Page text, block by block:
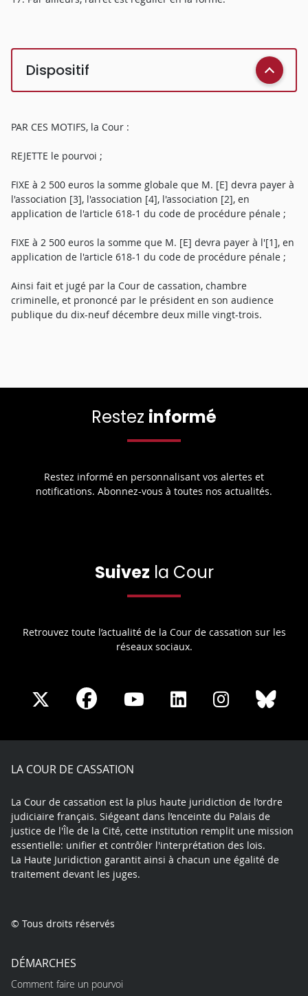
Dispositif
PAR CES MOTIFS, la Cour :
REJETTE le pourvoi ;
FIXE à 2 500 euros la somme globale que M. [E] devra payer à
l'association [3], l'association [4], l'association [2], en
application de l'article 618-1 du code de procédure pénale ;
FIXE à 2 500 euros la somme que M. [E] devra payer à l'[1], en
application de l'article 618-1 du code de procédure pénale ;
Ainsi fait et jugé par la Cour de cassation, chambre
criminelle, et prononcé par le président en son audience
publique du dix-neuf décembre deux mille vingt-trois.
Restez informé
Restez informé en personnalisant vos alertes et
notifications. Abonnez-vous à toutes nos actualités.
Suivez la Cour
Retrouvez toute l’actualité de la Cour de cassation sur les
réseaux sociaux.
Share
X
Share
Facebook
Share
Youtube
Share
LinkedIn
Share
Instagram
LA COUR DE CASSATION
La Cour de cassation est la plus haute juridiction de l’ordre
judiciaire français. Siégeant dans l’enceinte du Palais de
justice de l'Île de la Cité, cette institution remplit une mission
essentielle: unifier et contrôler l'interprétation des lois.
La Haute Juridiction garantit ainsi à chacun une égalité de
traitement devant les juges.
© Tous droits réservés
DÉMARCHES
Comment faire un pourvoi